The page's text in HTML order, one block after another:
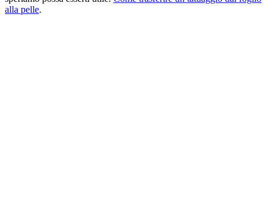
alla pelle.